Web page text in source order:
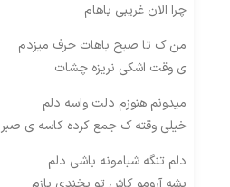
چرا الان غریبی باهام
من ک تا صبح باهات حرف میزدم
ی وقت اشکی نریزه چشات
میدونم هنوزم دلت واسه دلم
خیلی وقته ک جمع کرده کاسه ی صبر
دلم تنگه شبامونه باشی دلم